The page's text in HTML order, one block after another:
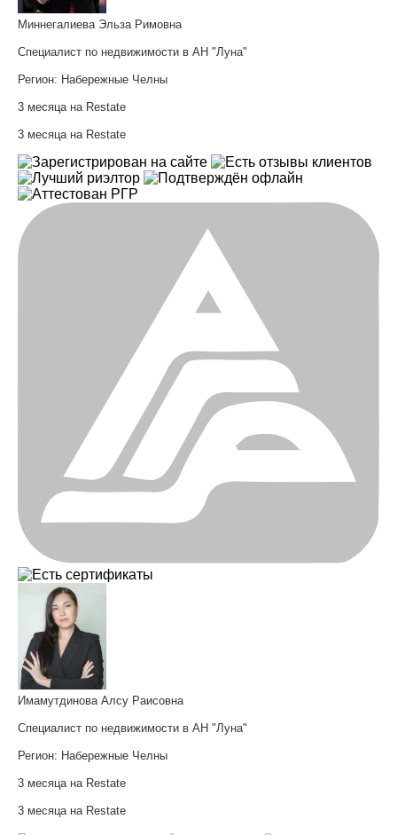
Миннегалиева Эльза Римовна
Специалист по недвижимости в АН "Луна"
Регион: Набережные Челны
3 месяца на Restate
3 месяца на Restate
Имамутдинова Алсу Раисовна
Специалист по недвижимости в АН "Луна"
Регион: Набережные Челны
3 месяца на Restate
3 месяца на Restate